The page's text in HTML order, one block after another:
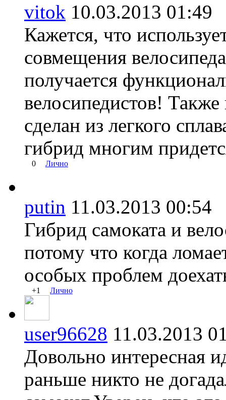
vitok 10.03.2013
Кажется, что
совмещения
получается
велосипедистов! Также
сделан из легкого
гибрид многим
0 Лично
putin 11.03.2013
Гибрид самоката и
потому что когда
особых проблем
+1 Лично
user96628 11.03.2013
Довольно интересная
раньше никто не